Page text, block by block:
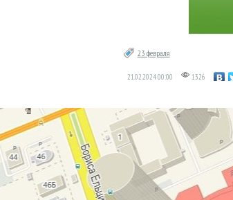
23 февраля
21.02.202400:00 1326